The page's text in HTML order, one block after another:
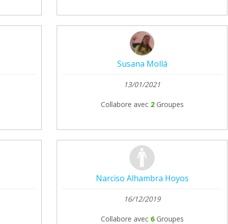
Susana Mollá
13/01/2021
Collabore avec 2 Groupes
Narciso Alhambra Hoyos
16/12/2019
Collabore avec 6 Groupes